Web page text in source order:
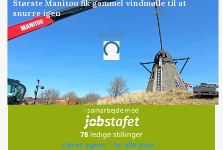
Største Manitou fik gammel vindmølle til at
snurre igen
Annonce
Loading...
Jobs
i samarbejde med
78 ledige stillinger
Opret agent
Se alle jobs